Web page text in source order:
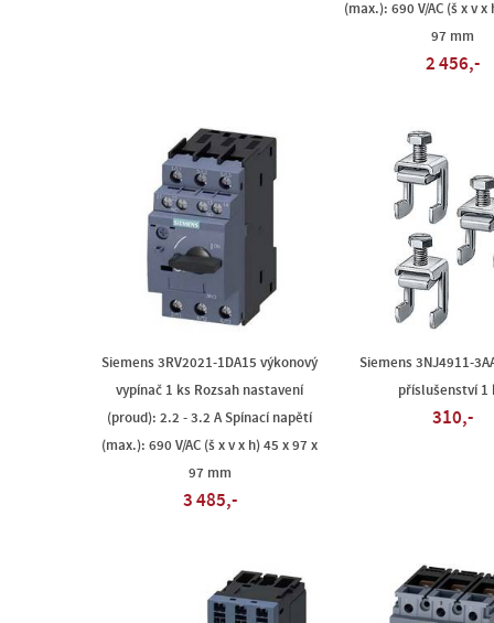
(max.): 690 V/AC (š x v x
97 mm
2 456,-
Siemens 3RV2021-1DA15 výkonový
vypínač 1 ks Rozsah nastavení
(proud): 2.2 - 3.2 A Spínací napětí
(max.): 690 V/AC (š x v x h) 45 x 97 x
97 mm
3 485,-
Siemens 3NJ4911-
příslušenství 1
310,-